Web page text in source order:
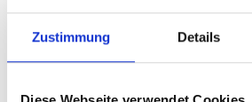
Zustimmung Details
KLJB veröffentlicht
zu Erntedank